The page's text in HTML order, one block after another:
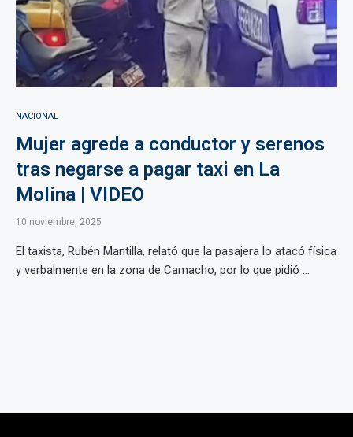
NACIONAL
Mujer agrede a conductor y serenos
tras negarse a pagar taxi en La
Molina | VIDEO
10 noviembre, 2025
El taxista, Rubén Mantilla, relató que la pasajera lo atacó física
y verbalmente en la zona de Camacho, por lo que pidió ...